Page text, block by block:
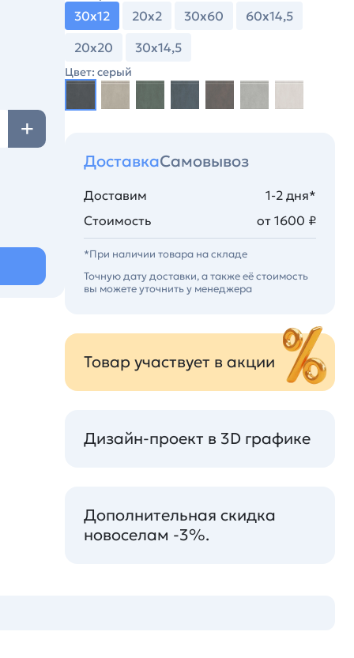
30х12 20х2 30х60
60х14,5
20х20
30х14,5
Цвет: серый
ДоставкаСамовывоз
Доставим
1-2 дня*
Стоимость
от 1600 ₽
*При наличии товара на складе
Точную дату доставки, а также её стоимость
вы можете уточнить у менеджера
Товар участвует в акции
Дизайн-проект в 3D графике
Дополнительная скидка
новоселам -3%.